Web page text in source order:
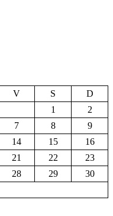
V S
D
1
2
7 8
9
14 15
16
21 22
23
28 29
30